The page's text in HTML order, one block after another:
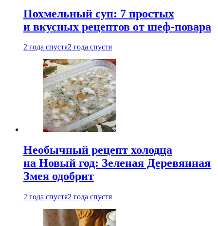
Похмельный суп: 7 простых
и вкусных рецептов от шеф-повара
2 года спустя2 года спустя
Необычный рецепт холодца
на Новый год: Зеленая Деревянная
Змея одобрит
2 года спустя2 года спустя